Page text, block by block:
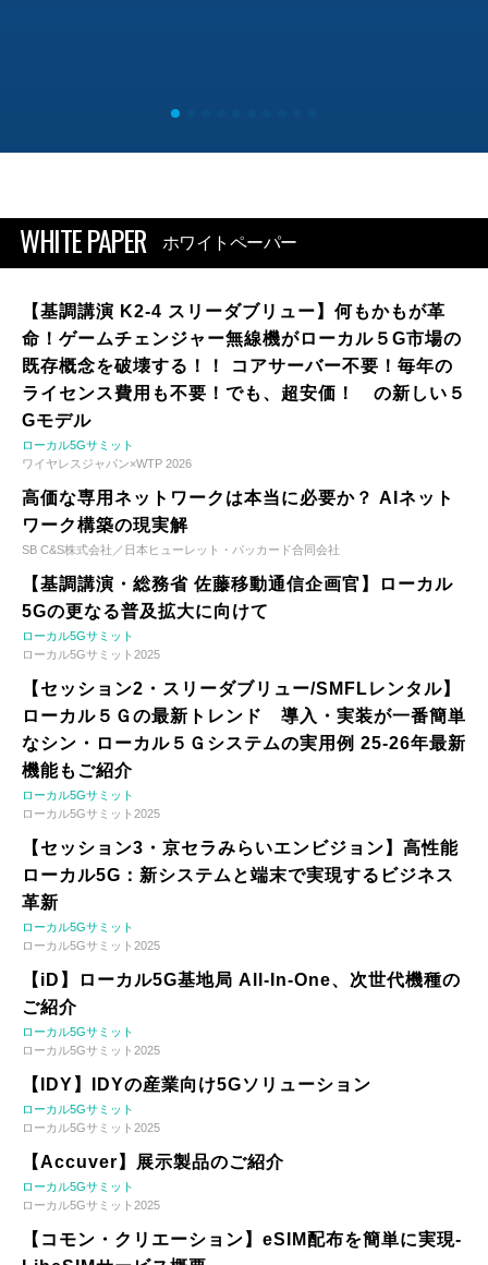
WHITE PAPER ホワイトペーパー
【基調講演 K2-4 スリーダブリュー】何もかもが革
命！ゲームチェンジャー無線機がローカル５G市場の
既存概念を破壊する！！ コアサーバー不要！毎年の
ライセンス費用も不要！でも、超安価！ の新しい５
Gモデル
ローカル5Gサミット
ワイヤレスジャパン×WTP 2026
高価な専用ネットワークは本当に必要か？ AIネット
ワーク構築の現実解
SB C&S株式会社／日本ヒューレット・パッカード合同会社
【基調講演・総務省 佐藤移動通信企画官】ローカル
5Gの更なる普及拡大に向けて
ローカル5Gサミット
ローカル5Gサミット2025
【セッション2・スリーダブリュー/SMFLレンタル】
ローカル５Ｇの最新トレンド 導入・実装が一番簡単
なシン・ローカル５Ｇシステムの実用例 25-26年最新
機能もご紹介
ローカル5Gサミット
ローカル5Gサミット2025
【セッション3・京セラみらいエンビジョン】高性能
ローカル5G：新システムと端末で実現するビジネス
革新
ローカル5Gサミット
ローカル5Gサミット2025
【iD】ローカル5G基地局 All-In-One、次世代機種の
ご紹介
ローカル5Gサミット
ローカル5Gサミット2025
【IDY】IDYの産業向け5Gソリューション
ローカル5Gサミット
ローカル5Gサミット2025
【Accuver】展示製品のご紹介
ローカル5Gサミット
ローカル5Gサミット2025
【コモン・クリエーション】eSIM配布を簡単に実現-